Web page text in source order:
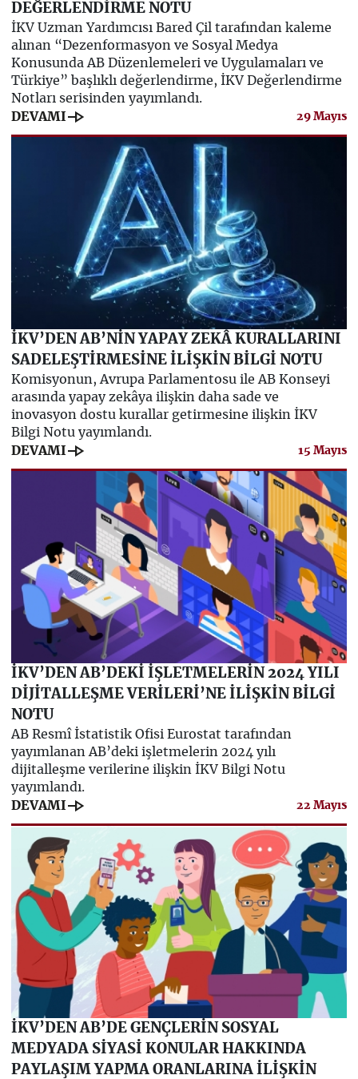
DEĞERLENDİRME NOTU
İKV Uzman Yardımcısı Bared Çil tarafından kaleme
alınan “Dezenformasyon ve Sosyal Medya
Konusunda AB Düzenlemeleri ve Uygulamaları ve
Türkiye” başlıklı değerlendirme, İKV Değerlendirme
Notları serisinden yayımlandı.
DEVAMI line_end_arrow 29 Mayıs
İKV’DEN AB’NİN YAPAY ZEKÂ KURALLARINI
SADELEŞTİRMESİNE İLİŞKİN BİLGİ NOTU
Komisyonun, Avrupa Parlamentosu ile AB Konseyi
arasında yapay zekâya ilişkin daha sade ve
inovasyon dostu kurallar getirmesine ilişkin İKV
Bilgi Notu yayımlandı.
DEVAMI line_end_arrow 15 Mayıs
İKV’DEN AB’DEKİ İŞLETMELERİN 2024 YILI
DİJİTALLEŞME VERİLERİ’NE İLİŞKİN BİLGİ
NOTU
AB Resmî İstatistik Ofisi Eurostat tarafından
yayımlanan AB’deki işletmelerin 2024 yılı
dijitalleşme verilerine ilişkin İKV Bilgi Notu
yayımlandı.
DEVAMI line_end_arrow 22 Mayıs
İKV’DEN AB’DE GENÇLERİN SOSYAL
MEDYADA SİYASİ KONULAR HAKKINDA
PAYLAŞIM YAPMA ORANLARINA İLİŞKİN